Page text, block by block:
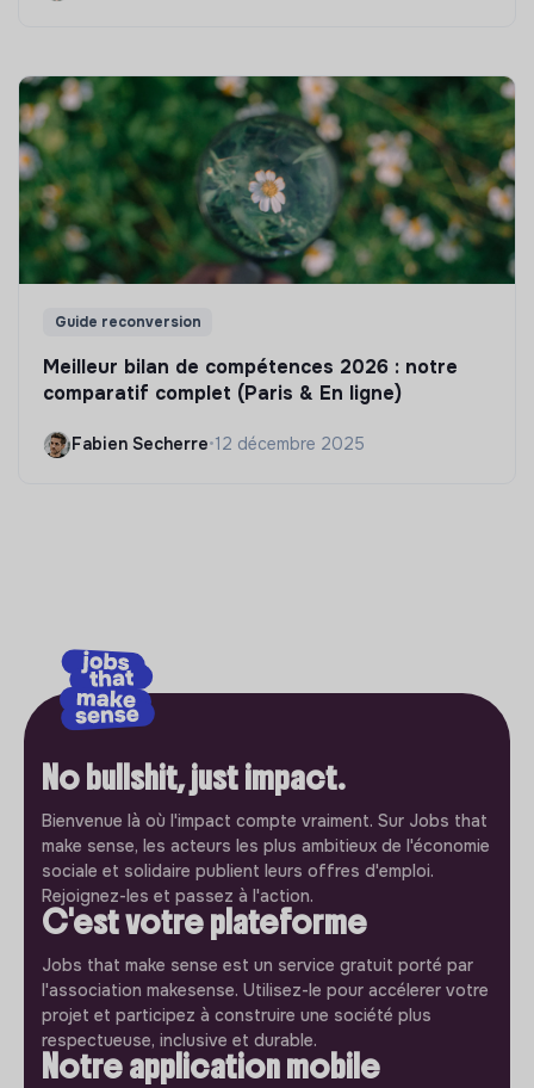
Guide reconversion
Meilleur bilan de compétences 2026 : notre
comparatif complet (Paris & En ligne)
Fabien Secherre•12 décembre 2025
No bullshit, just impact.
Bienvenue là où l'impact compte vraiment. Sur Jobs that
make sense, les acteurs les plus ambitieux de l'économie
sociale et solidaire publient leurs offres d'emploi.
Rejoignez-les et passez à l'action.
C'est votre plateforme
Jobs that make sense est un service gratuit porté par
l'association makesense. Utilisez-le pour accélerer votre
projet et participez à construire une société plus
respectueuse, inclusive et durable.
Notre application mobile